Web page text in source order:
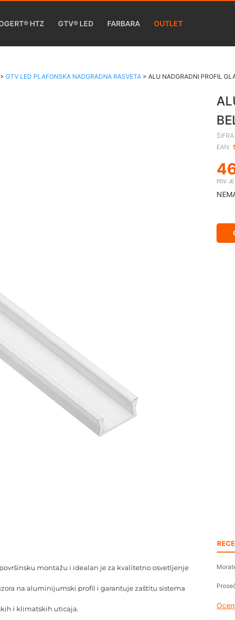
HTZ GTV® LED FARBARA OUTLET
> GTV LED PLAFONSKA NADGRADNA RASVETA > ALU NADGRADNI PROFIL
ŠIFRA:
EAN:
PDV
montažu i idealan je za kvalitetno osvetljenje
na aluminijumski profil i garantuje zaštitu sistema
i klimatskih uticaja.